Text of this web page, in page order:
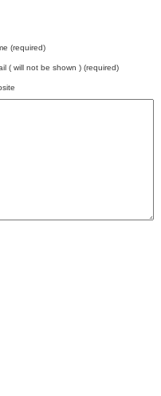
(required)
( will not be shown ) (required)